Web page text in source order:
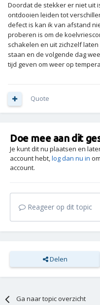
Doordat de stekker er niet uit
ontdooien leiden tot
defect is kan ik van afstand
proberen is om de
schakelen en uit zichzelf
staan en de volgende dag
tijd geven om weer op
Quote
Doe mee aan dit
Je kunt dit nu plaatsen en
account hebt,log dan nu in
account.
Reageer op dit topic
Delen
Ga naar topic overzicht